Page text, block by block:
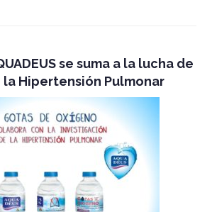
se suma a la lucha de
Hipertensión Pulmonar